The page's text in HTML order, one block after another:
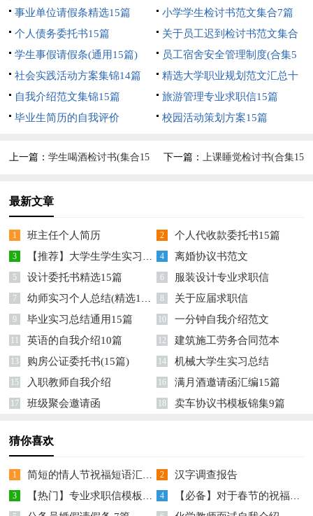
事业单位请假条精选15篇
小学学生检讨书范文集合7篇
个人债务委托书15篇
关于员工迟到检讨书范文集合
7篇
学生事假请假条(通用15篇)
员工宿舍安全管理制度(合集5
篇)
社会实践活动方案集锦14篇
精选大学职业规划范文汇总十
篇
自我介绍范文集锦15篇
旅游管理专业求职信15篇
毕业生简历的自我评价
校园活动策划方案15篇
上一篇：学生喝酒检讨书(集合15
下一篇： 上课睡觉检讨书(合集15
最新文章
1 班主任个人简历 2 个人代收款委托书15篇
3 【推荐】大学生学生实习报告模板汇总六篇 4 离婚协议书范文
5 设计委托书精选15篇 6 服装设计专业求职信
7 幼师实习个人总结(精选15篇) 8 关于应届求职信
9 毕业实习总结通用15篇 10 一分钟自我介绍范文
11 英语的自我介绍10篇 12 建筑施工劳务合同范本
13 购房公证委托书(15篇) 14 机械大学生实习总结
15 入职教师自我介绍 16 满月酒邀请函汇编15篇
17 班级聚会邀请函 18 卖车协议书模板锦集9篇
猜你喜欢
1 简短的情人节祝福短语汇总76条 2 汉字调查报告
3 【热门】专业求职信模板汇总8篇 4 【必备】对于春节的祝福语汇编9篇